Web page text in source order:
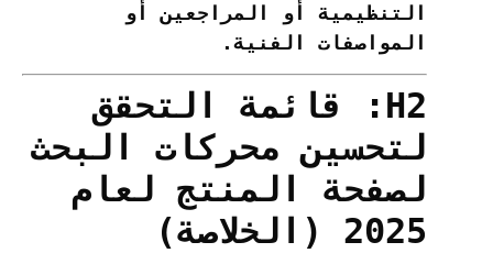
التنظيمية أو المراجعين أو
المواصفات الفنية.
H2: قائمة التحقق
لتحسين محركات البحث
لصفحة المنتج لعام
2025 (الخلاصة)